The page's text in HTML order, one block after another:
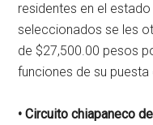
residentes en el
seleccionados se les
de $27,500.00 pesos
funciones de su puesta
• Circuito chiapaneco